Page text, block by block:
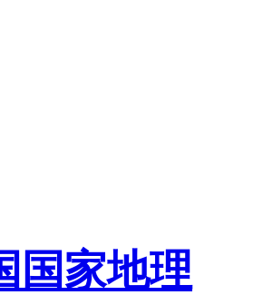
国家地理